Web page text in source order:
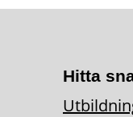
Hitta